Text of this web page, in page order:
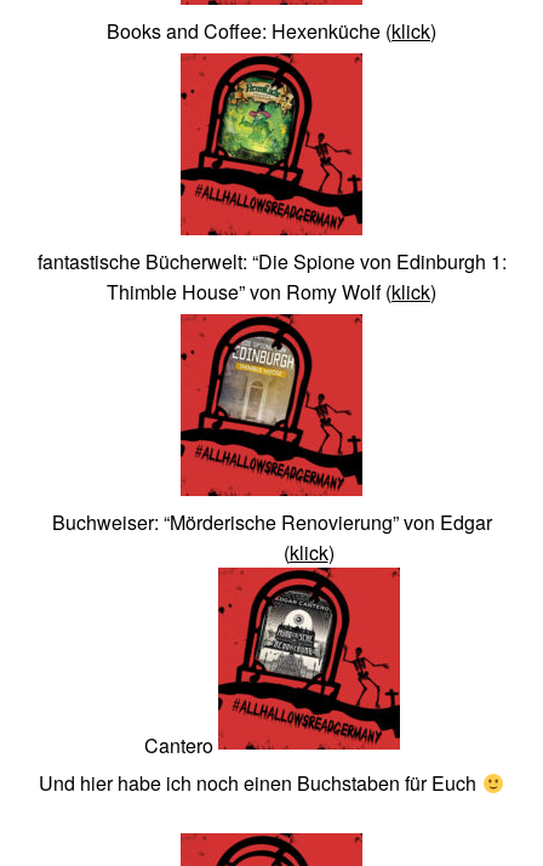
Books and Coffee: Hexenküche (klick)
fantastische Bücherwelt: “Die Spione von Edinburgh 1:
Thimble House” von Romy Wolf(klick)
Buchweiser: “Mörderische Renovierung” von Edgar
Cantero
(klick)
Und hier habe ich noch einen Buchstaben für Euch